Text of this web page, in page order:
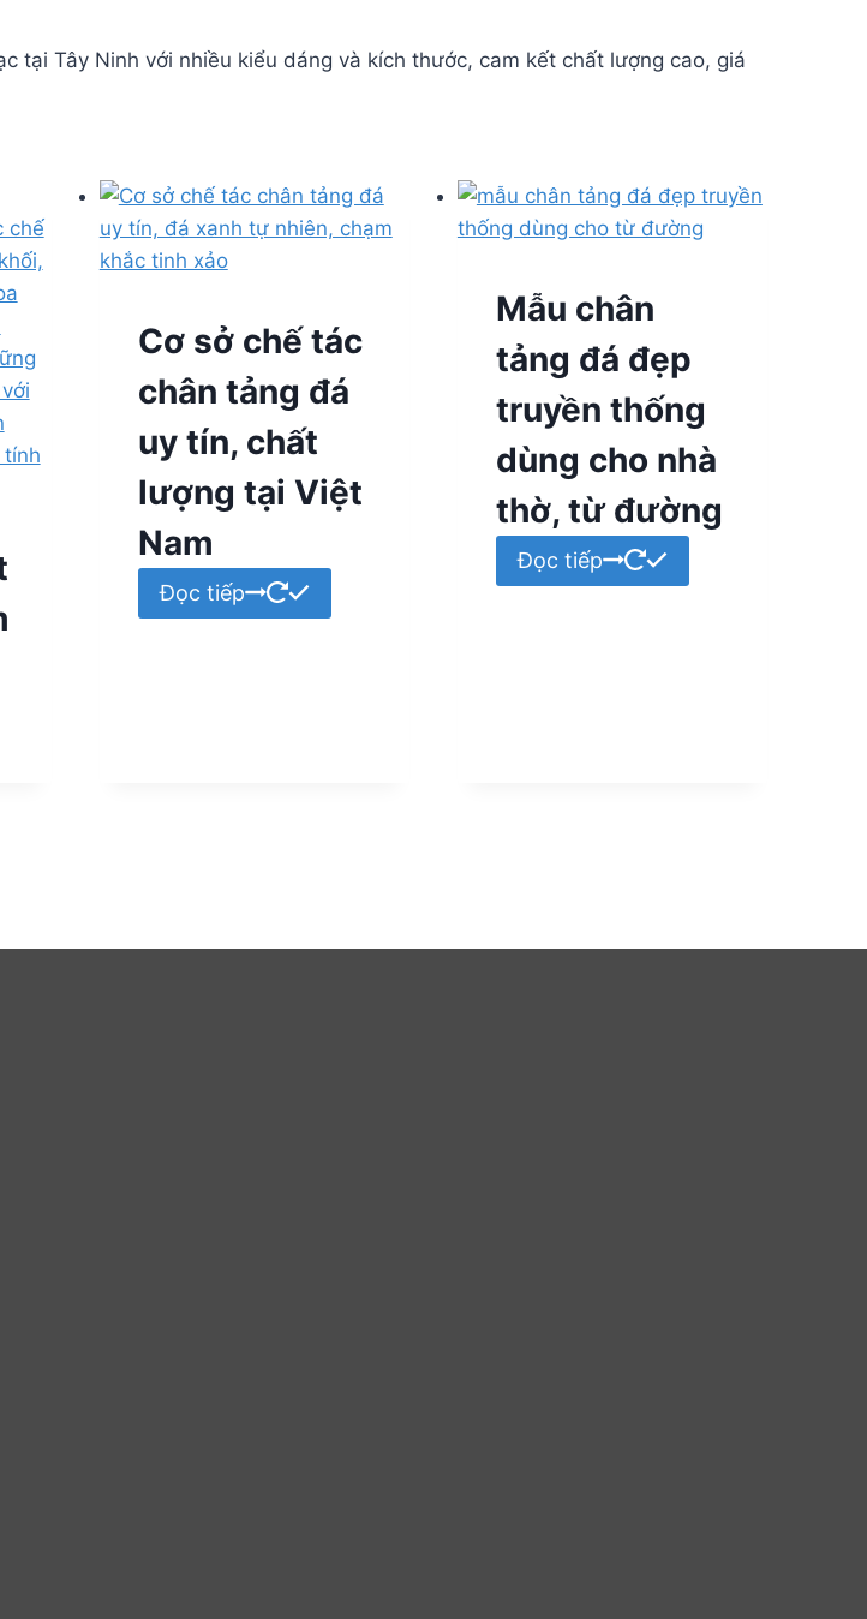
tại Tây Ninh với nhiều kiểu dáng và kích thước, cam kết chất lượng cao, giá
Cơ sở chế tác
chân tảng đá
uy tín, chất
lượng tại Việt
Nam
Đọc tiếp
Mẫu chân
tảng đá đẹp
truyền thống
dùng cho nhà
thờ, từ đường
Đọc tiếp